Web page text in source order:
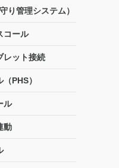
り管理システム）
コール
レット接続
PHS）
ル
動